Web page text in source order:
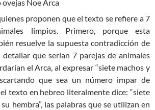
proponen que el texto se refiere a 7
limpios. Primero, porque esta
resuelve la supuesta contradicción de
detallar que serían 7 parejas de animales
el Arca, al expresar “siete machos y
que sea un número impar de
texto en hebreo literalmente dice: “siete
hembra”, las palabras que se utilizan en